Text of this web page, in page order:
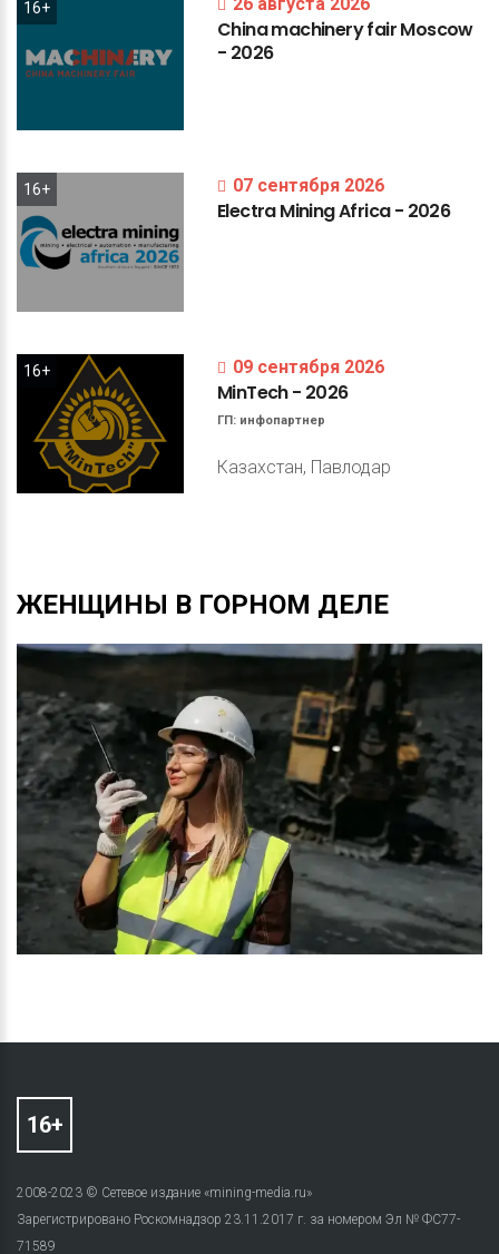
16+
ChinamachineryfairMoscow
- 2026
16+ 07 сентября 2026
ElectraMiningAfrica- 2026
16+ 09 сентября 2026
MinTech- 2026
ГП: инфопартнер
Казахстан, Павлодар
ЖЕНЩИНЫ В ГОРНОМ ДЕЛЕ
2008-2023 © Сетевое издание «mining-media.ru»
Зарегистрировано Роскомнадзор 23.11.2017 г. за номером Эл № ФС77-
71589